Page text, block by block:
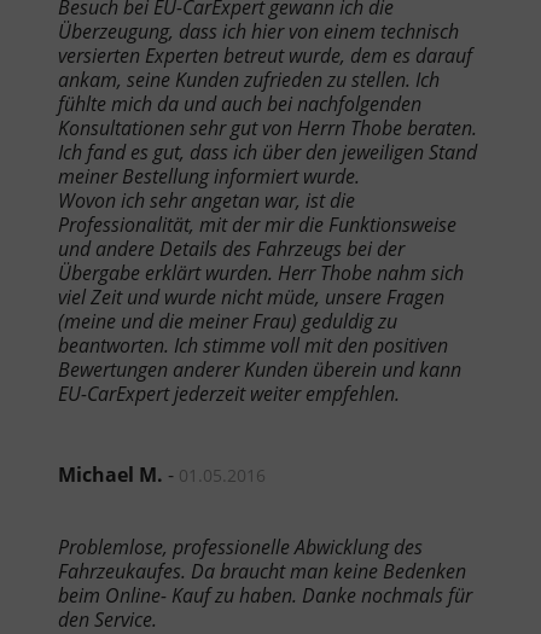
Besuch bei EU-CarExpert gewann ich die
Überzeugung, dass ich hier von einem technisch
versierten Experten betreut wurde, dem es darauf
ankam, seine Kunden zufrieden zu stellen. Ich
fühlte mich da und auch bei nachfolgenden
Konsultationen sehr gut von Herrn Thobe beraten.
Ich fand es gut, dass ich über den jeweiligen Stand
meiner Bestellung informiert wurde.
Wovon ich sehr angetan war, ist die
Professionalität, mit der mir die Funktionsweise
und andere Details des Fahrzeugs bei der
Übergabe erklärt wurden. Herr Thobe nahm sich
viel Zeit und wurde nicht müde, unsere Fragen
(meine und die meiner Frau) geduldig zu
beantworten. Ich stimme voll mit den positiven
Bewertungen anderer Kunden überein und kann
EU-CarExpert jederzeit weiter empfehlen.
Michael M. - 01.05.2016
Problemlose, professionelle Abwicklung des
Fahrzeukaufes. Da braucht man keine Bedenken
beim Online- Kauf zu haben. Danke nochmals für
den Service.